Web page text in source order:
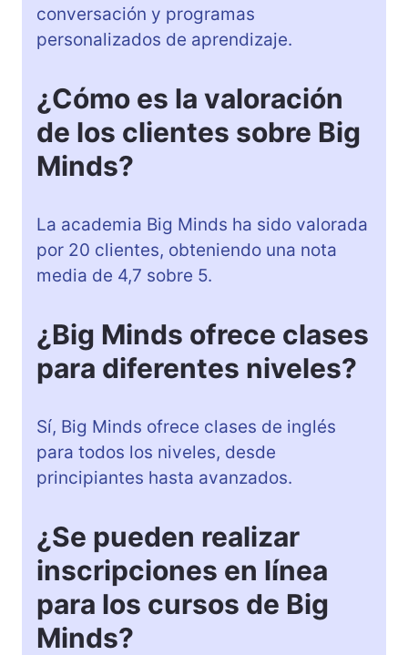
conversación y programas
personalizados de aprendizaje.
¿Cómo es la valoración
de los clientes sobre Big
Minds?
La academia Big Minds ha sido valorada
por 20 clientes, obteniendo una nota
media de 4,7 sobre 5.
¿Big Minds ofrece clases
para diferentes niveles?
Sí, Big Minds ofrece clases de inglés
para todos los niveles, desde
principiantes hasta avanzados.
¿Se pueden realizar
inscripciones en línea
para los cursos de Big
Minds?